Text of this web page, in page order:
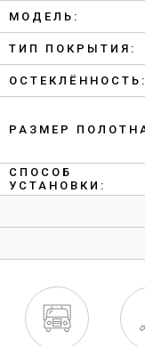
МОДЕЛЬ:
ТИП ПОКРЫТИЯ:
ОСТЕКЛЁННОСТЬ:
РАЗМЕР
СПОСОБ
УСТАНОВКИ: